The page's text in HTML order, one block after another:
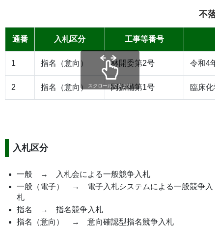
不落
通番 入札区分 工事等番号
1 指名（意向） 林開委第2号 令和4年
2 指名（意向） 阿振備第1号 臨床化
スクロールできます
入札区分
一般 → 入札会による一般競争入札
一般（電子） → 電子入札システムによる一般競争入
札
指名 → 指名競争入札
指名（意向） → 意向確認型指名競争入札